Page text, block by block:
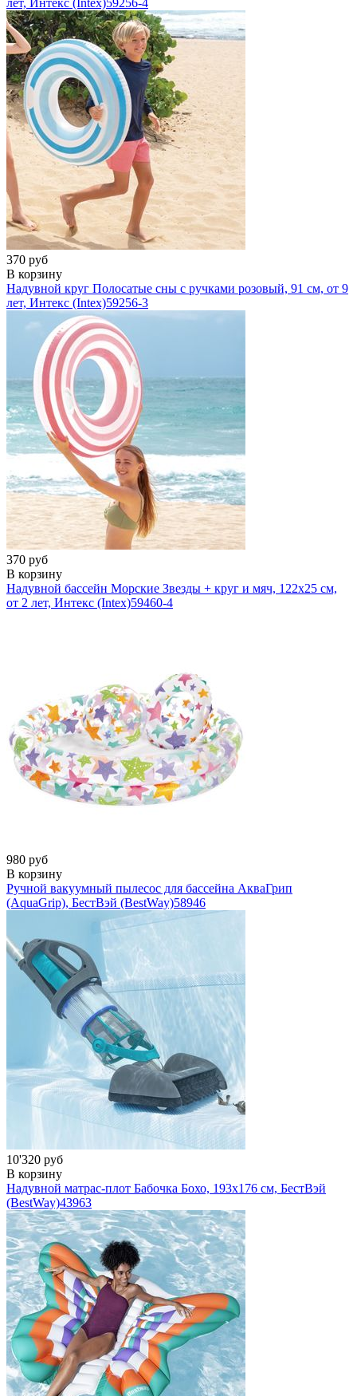
лет, Интекс (Intex)59256-4
370 руб
В корзину
Надувной круг Полосатые сны с ручками розовый, 91 см, от 9
лет, Интекс (Intex)59256-3
370 руб
В корзину
Надувной бассейн Морские Звезды + круг и мяч, 122х25 см,
от 2 лет, Интекс (Intex)59460-4
980 руб
В корзину
Ручной вакуумный пылесос для бассейна АкваГрип
(AquaGrip), БестВэй (BestWay)58946
10'320 руб
В корзину
Надувной матрас-плот Бабочка Бохо, 193х176 см, БестВэй
(BestWay)43963